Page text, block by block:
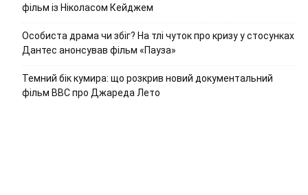
фільм із Ніколасом Кейджем
Особиста драма чи збіг? На тлі чуток про кризу у стосунках
Дантес анонсував фільм «Пауза»
Темний бік кумира: що розкрив новий документальний
фільм ВВС про Джареда Лето